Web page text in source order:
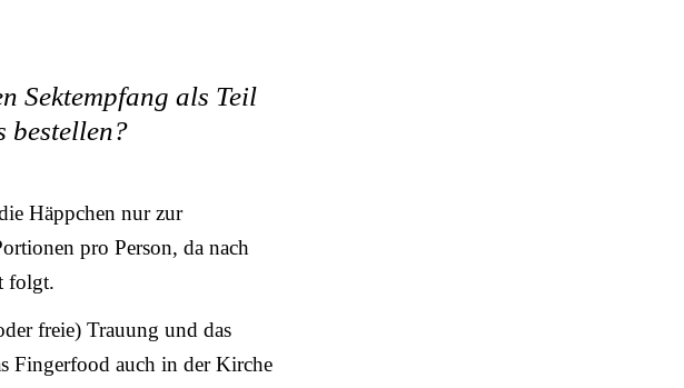
Sektempfang als Teil
bestellen?
Häppchen nur zur
pro Person, da nach
folgt.
freie) Trauung und das
Fingerfood auch in der Kirche